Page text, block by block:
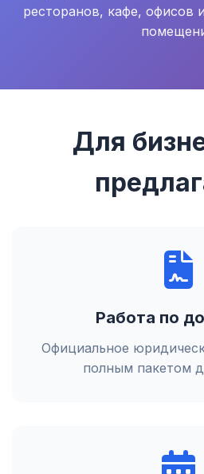
ресторанов, кафе, офисов
Для
Работа по
Официальное
полным пакетом